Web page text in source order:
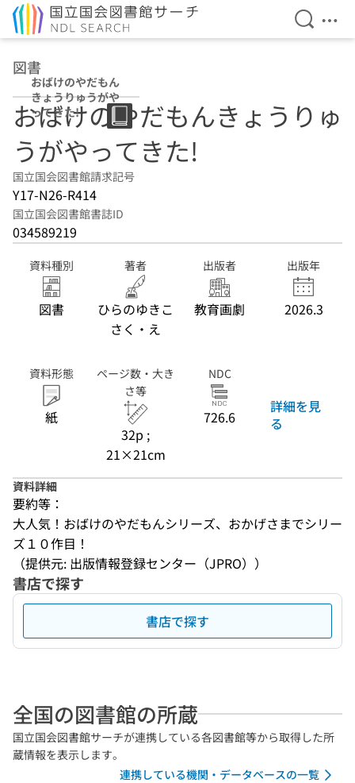
検索を
メ
図書
おばけのやだもん
きょうりゅうがや
ってきた!
おばけのやだもんきょうりゅ
うがやってきた!
国立国会図書館請求記号
Y17-N26-R414
国立国会図書館書誌ID
034589219
資料種別
図書
著者
ひらのゆきこ
さく・え
出版者
教育画劇
出版年
2026.3
資料形態
紙
ページ数・大き
さ等
32p ;
21×21cm
NDC
726.6
詳細を見
る
資料詳細
要約等：
大人気！おばけのやだもんシリーズ、おかげさまでシリー
ズ１０作目！
（提供元: 出版情報登録センター（JPRO））
書店で探す
書店で探す
全国の図書館の所蔵
国立国会図書館サーチが連携している各図書館等から取得した所
蔵情報を表示します。
連携している機関・データベースの一覧